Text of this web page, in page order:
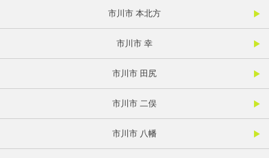
市川市 本北方
市川市 幸
市川市 田尻
市川市 二俣
市川市 八幡